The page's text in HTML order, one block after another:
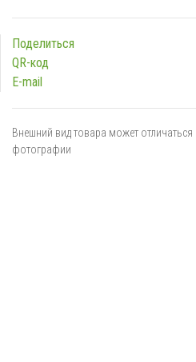
Поделиться
QR-код
E-mail
Внешний вид товара может
фотографии